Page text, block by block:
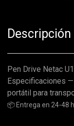
Descripción
Pen Drive Netac
Especificaciones —
portátil para
📦 Entrega en 24-48